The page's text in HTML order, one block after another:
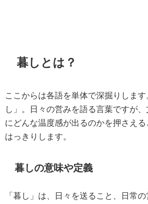
暮しとは？
ここからは各語を単体で深掘りしま
し」。日々の営みを語る言葉ですが
にどんな温度感が出るのかを押さえ
はっきりします。
暮しの意味や定義
「暮し」は、日々を送ること、日常